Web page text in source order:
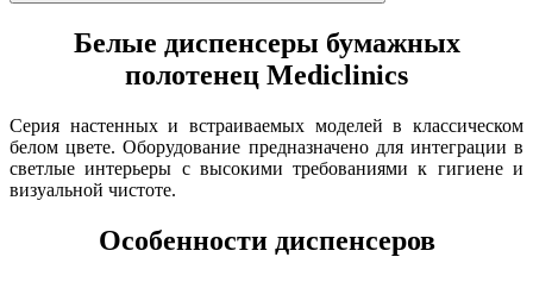
Белые диспенсеры бумажных
полотенец Mediclinics
Серия настенных и встраиваемых моделей в классическом
белом цвете. Оборудование предназначено для интеграции в
светлые интерьеры с высокими требованиями к гигиене и
визуальной чистоте.
Особенности диспенсеров